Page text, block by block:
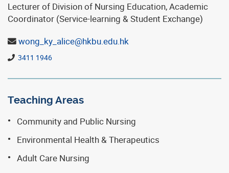
Lecturer of Division of Nursing Education, Academic
Coordinator (Service-learning & Student Exchange)
wong_ky_alice@hkbu.edu.hk
3411 1946
Teaching Areas
Community and Public Nursing
Environmental Health & Therapeutics
Adult Care Nursing